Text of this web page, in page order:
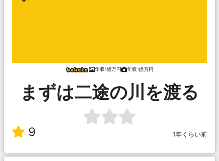
年収1億万円 年収1億万円
まずは二途の川を渡る
9 1年くらい前